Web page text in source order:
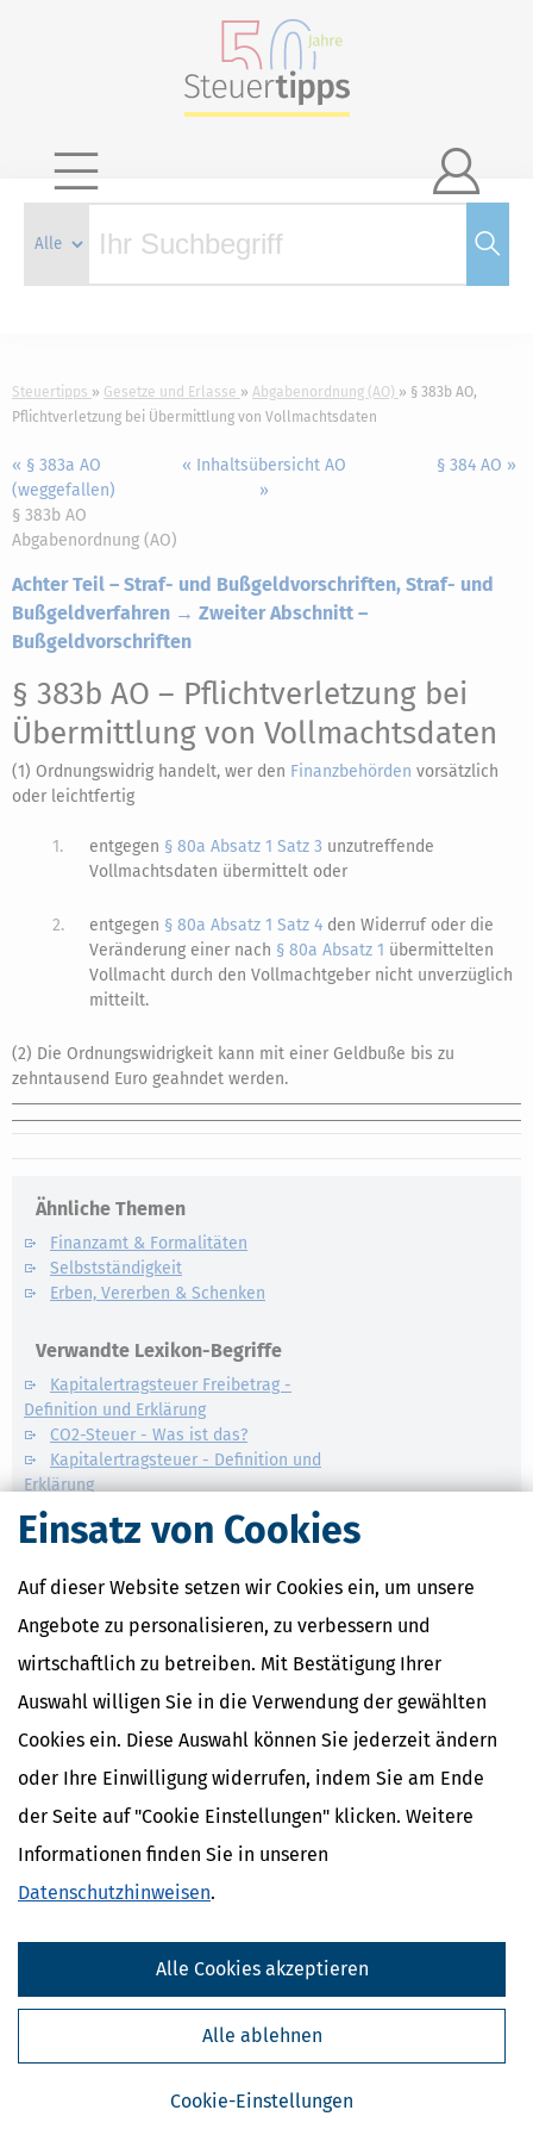
Einsatz von Cookies
Auf dieser Website setzen wir Cookies ein, um unsere
Angebote zu personalisieren, zu verbessern und
wirtschaftlich zu betreiben. Mit Bestätigung Ihrer
Auswahl willigen Sie in die Verwendung der gewählten
Cookies ein. Diese Auswahl können Sie jederzeit ändern
oder Ihre Einwilligung widerrufen, indem Sie am Ende
der Seite auf "Cookie Einstellungen" klicken. Weitere
Informationen finden Sie in unseren
Datenschutzhinweisen.
Cookie-Einstellungen
Alle ablehnen
Alle Cookies akzeptieren

Steuertipps Gesetze und Erlasse Abgabenordnung (AO)
§ 383b AO,
Pflichtverletzung bei Übermittlung von Vollmachtsdaten
« § 383a AO
(weggefallen)
« Inhaltsübersicht AO
»
§ 384 AO »
§ 383b AO
Abgabenordnung (AO)
Achter Teil – Straf- und Bußgeldvorschriften, Straf- und
Bußgeldverfahren → Zweiter Abschnitt –
Bußgeldvorschriften
§ 383b AO – Pflichtverletzung bei
Übermittlung von Vollmachtsdaten
(1) Ordnungswidrig handelt, wer den Finanzbehörden vorsätzlich
oder leichtfertig
1. entgegen § 80a Absatz 1 Satz 3 unzutreffende
Vollmachtsdaten übermittelt oder
2. entgegen § 80a Absatz 1 Satz 4 den Widerruf oder die
Veränderung einer nach § 80a Absatz 1 übermittelten
Vollmacht durch den Vollmachtgeber nicht unverzüglich
mitteilt.
(2) Die Ordnungswidrigkeit kann mit einer Geldbuße bis zu
zehntausend Euro geahndet werden.
Ähnliche Themen
Finanzamt & Formalitäten
Selbstständigkeit
Erben, Vererben & Schenken
Verwandte Lexikon-Begriffe
Kapitalertragsteuer Freibetrag -
Definition und Erklärung
CO2-Steuer - Was ist das?
Kapitalertragsteuer - Definition und
Erklärung
Kommission
Kostenlose Steuertipps & News
Absenden
Steuertipps Selbstständige
Datenschutzhinweisehabe ich gelesen.